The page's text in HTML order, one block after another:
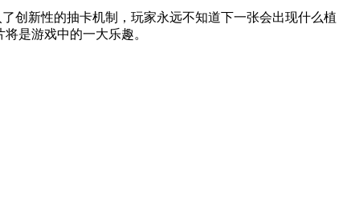
创新性的抽卡机制，玩家永远不知道下一张会出现什么植
是游戏中的一大乐趣。